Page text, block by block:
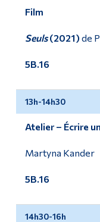
Film
Seuls (2021) de
5B.16
13h-14h30
Atelier – Écrire
Martyna Kander
5B.16
14h30-16h